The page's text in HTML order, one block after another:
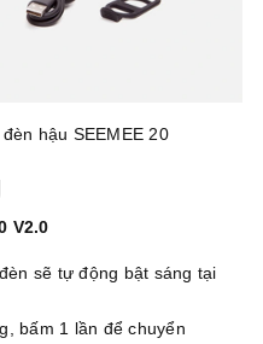
hậu SEEMEE 20
V2.0
sẽ tự động bật sáng tại
bấm 1 lần để chuyển